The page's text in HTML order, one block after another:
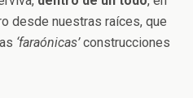
desde nuestras raíces, que
‘faraónicas’construcciones